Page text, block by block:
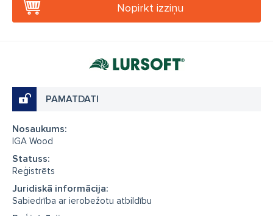
Nopirkt izziņu
PAMATDATI
Nosaukums:
IGA Wood
Statuss:
Reģistrēts
Juridiskā informācija:
Sabiedrība ar ierobežotu atbildību